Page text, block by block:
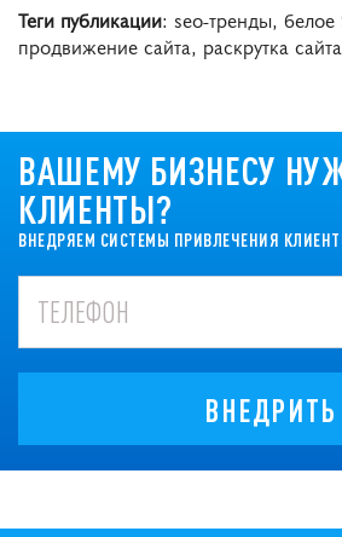
Теги публикации: seo-тренды, белое
продвижение сайта, раскрутка
ВАШЕМУ БИЗНЕСУ
КЛИЕНТЫ?
ВНЕДРЯЕМ СИСТЕМЫ ПРИВЛЕЧЕНИЯ
ВНЕДРИТЬ